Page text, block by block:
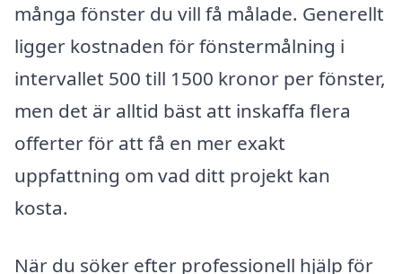
många fönster du vill få målade. Generellt
ligger kostnaden för fönstermålning i
intervallet 500 till 1500 kronor per fönster,
men det är alltid bäst att inskaffa flera
offerter för att få en mer exakt
uppfattning om vad ditt projekt kan
kosta.
När du söker efter professionell hjälp för